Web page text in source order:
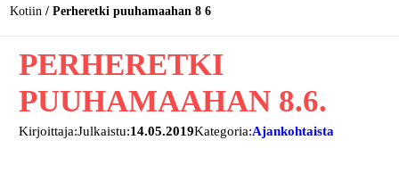
Kotiin Perheretki puuhamaahan 8 6
PERHERETKI
PUUHAMAAHAN 8.6.
Kirjoittaja:Julkaistu:14.05.2019Kategoria:Ajankohtaista